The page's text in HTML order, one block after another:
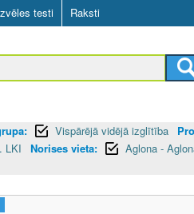
testi Raksti
Vispārējā vidējā izglītība
LKI Norises vieta:
Aglona -